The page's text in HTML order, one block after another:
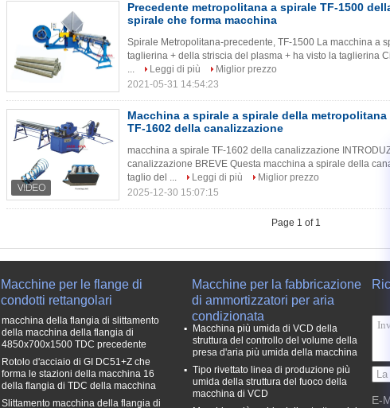
Precedente metropolitana a spirale TF-1500
spirale che forma macchina
Spirale Metropolitana-precedente, TF-1500 La macchina a
taglierina + della striscia del plasma + ha visto la taglierina
...
Leggi di più
Miglior prezzo
2021-05-31 14:54:23
Macchina a spirale a spirale della
TF-1602 della canalizzazione
macchina a spirale TF-1602 della canalizzazione
canalizzazione BREVE Questa macchina a spirale della
taglio del ...
Leggi di più
Miglior prezzo
2025-12-30 15:07:15
Page 1 of 1
Macchine per le flange di
condotti rettangolari
macchina della flangia di slittamento
della macchina della flangia di
4850x700x1500 TDC precedente
Rotolo d'acciaio di GI DC51+Z che
forma le stazioni della macchina 16
della flangia di TDC della macchina
Slittamento macchina della flangia di
Macchine per la fabbricazione
di ammortizzatori per aria
condizionata
Macchina più umida di VCD della
struttura del controllo del volume della
presa d'aria più umida della macchina
Tipo rivettato linea di produzione più
umida della struttura del fuoco della
macchina di VCD
E-